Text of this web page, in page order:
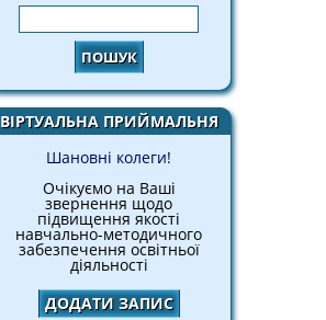
Пошук
ВІРТУАЛЬНА ПРИЙМАЛЬНЯ
Шановні колеги!
Очікуємо на Ваші
звернення щодо
підвищення якості
навчально-методичного
забезпечення освітньої
діяльності
ДОДАТИ ЗАПИС